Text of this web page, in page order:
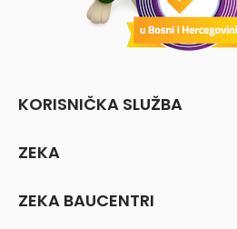
KORISNIČKA SLUŽBA
ZEKA
ZEKA BAUCENTRI